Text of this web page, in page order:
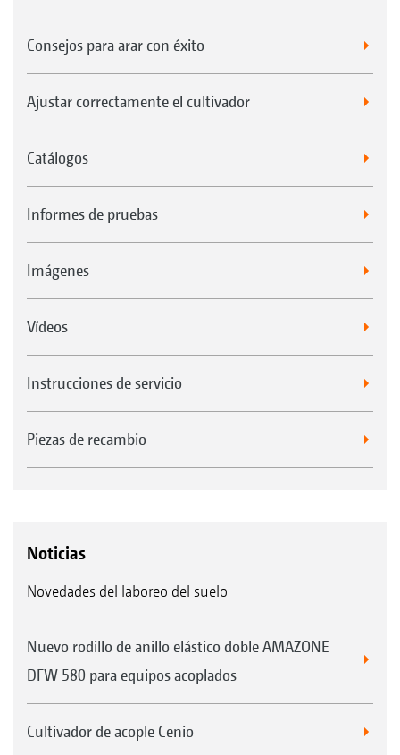
Consejos para arar con éxito
Ajustar correctamente el cultivador
Catálogos
Informes de pruebas
Imágenes
Vídeos
Instrucciones de servicio
Piezas de recambio
Noticias
Novedades del laboreo del suelo
Nuevo rodillo de anillo elástico doble AMAZONE
DFW 580 para equipos acoplados
Cultivador de acople Cenio